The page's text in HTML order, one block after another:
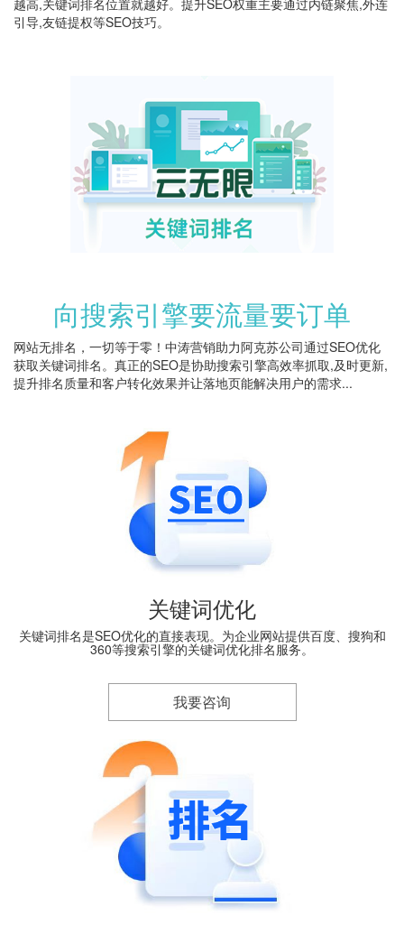
越高,关键词排名位置就越好。提升SEO权重主要通过内链聚焦,外连
引导,友链提权等SEO技巧。
向搜索引擎要流量要订单
网站无排名，一切等于零！中涛营销助力阿克苏公司通过SEO优化
获取关键词排名。真正的SEO是协助搜索引擎高效率抓取,及时更新,
提升排名质量和客户转化效果并让落地页能解决用户的需求...
关键词优化
关键词排名是SEO优化的直接表现。为企业网站提供百度、搜狗和
360等搜索引擎的关键词优化排名服务。
我要咨询